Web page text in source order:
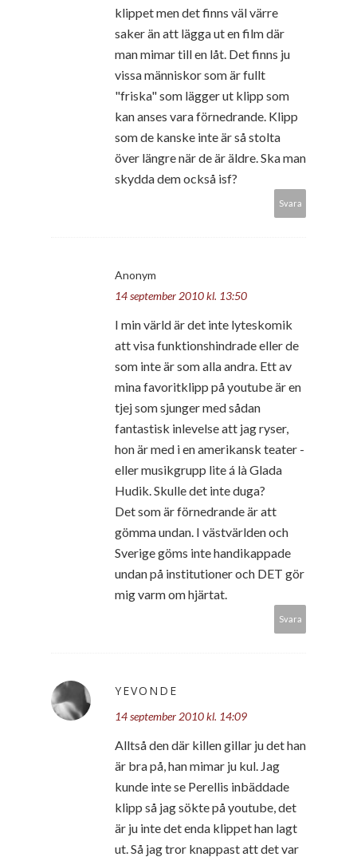
klippet men det finns väl värre
saker än att lägga ut en film där
man mimar till en låt. Det finns ju
vissa människor som är fullt
"friska" som lägger ut klipp som
kan anses vara förnedrande. Klipp
som de kanske inte är så stolta
över längre när de är äldre. Ska man
skydda dem också isf?
Svara
Anonym
14 september 2010 kl. 13:50
I min värld är det inte lyteskomik
att visa funktionshindrade eller de
som inte är som alla andra. Ett av
mina favoritklipp på youtube är en
tjej som sjunger med sådan
fantastisk inlevelse att jag ryser,
hon är med i en amerikansk teater -
eller musikgrupp lite á là Glada
Hudik. Skulle det inte duga?
Det som är förnedrande är att
gömma undan. I västvärlden och
Sverige göms inte handikappade
undan på institutioner och DET gör
mig varm om hjärtat.
Svara
YEVONDE
14 september 2010 kl. 14:09
Alltså den där killen gillar ju det han
är bra på, han mimar ju kul. Jag
kunde inte se Perellis inbäddade
klipp så jag sökte på youtube, det
är ju inte det enda klippet han lagt
ut. Så jag tror knappast att det var